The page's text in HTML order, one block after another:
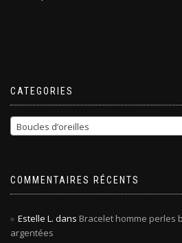
CATEGORIES
Boucles d’oreilles
COMMENTAIRES RÉCENTS
Estelle L. dans Bracelet homme perles
argentées